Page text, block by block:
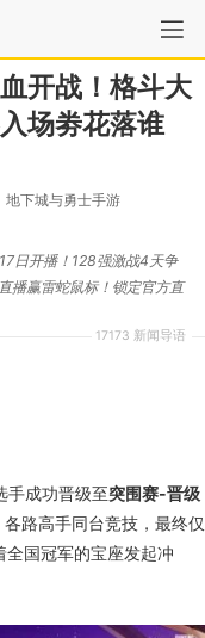
开战！格斗大
场劵花落谁
地下城与勇士手游
17173 新闻导语
日开播！128强激战4天争
播赢雷蛇鼠标！锁定官方直
手成功晋级至突围赛-晋级
路高手同台竞技，最终仅
国冠军的宝座发起冲